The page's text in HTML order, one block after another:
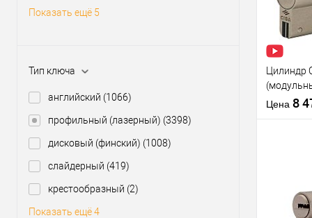
Показать ещё 5
Тип ключа
английский (1066)
профильный (лазерный) (3398)
дисковый (финский) (1008)
слайдерный (419)
крестообразный (2)
Показать ещё 4
В
Уровень
Модель
Тип товара
Цилиндр
никель
Цена 8
клик